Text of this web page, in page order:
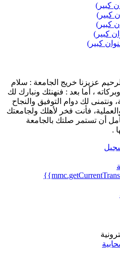
كبير)
كبير)
كبير)
كبير)
كبير)
عزيزنا خريج الجامعة : سلام
، أما بعد : فنهنئك ونبارك لك
لك دوام التوفيق والنجاح
فأنت فخر لأهلك ولجامعتك
أن تستمر صلتك بالجامعة
.